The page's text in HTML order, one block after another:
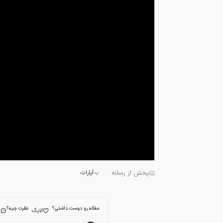
پخش از رسانه آپارات
مقاله رو دوست داشتی؟ لایک نظرت چیه؟